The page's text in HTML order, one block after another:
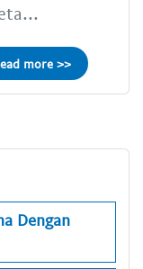
more >>
Dengan